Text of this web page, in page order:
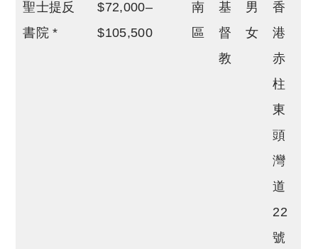
聖士提反
書院 *
$72,000–
$105,500
南
區
基
督
教
男
女
香
港
赤
柱
東
頭
灣
道
22
號